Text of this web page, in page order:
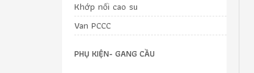
Khớp nối cao su
Van PCCC
PHỤ KIỆN- GANG CẦU